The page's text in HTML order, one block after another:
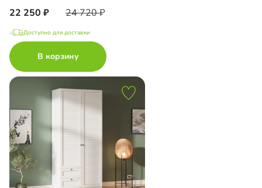
22 250 24 720
Доступно для доставки
В корзину